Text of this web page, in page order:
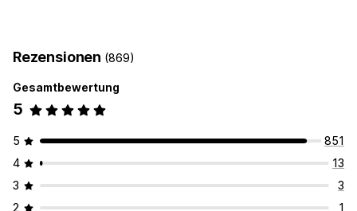
Mehrere Sprachen
Rezensionen (869)
Gesamtbewertung
5
5
851
4
13
3
3
2
1